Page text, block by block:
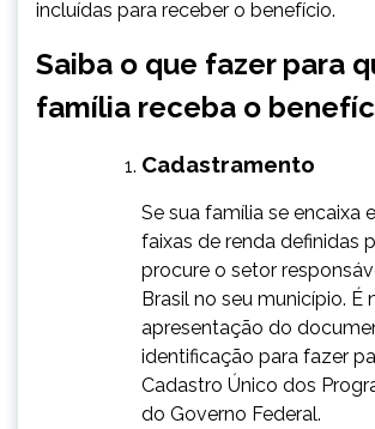
incluídas para receber o benefício.
Saiba o que fazer para
família receba o
Cadastramento
​Se sua família se encaixa
faixas de renda definidas
procure o setor
Brasil no seu município. É
apresentação do
identificação para fazer
Cadastro Único dos
do Governo Federal.